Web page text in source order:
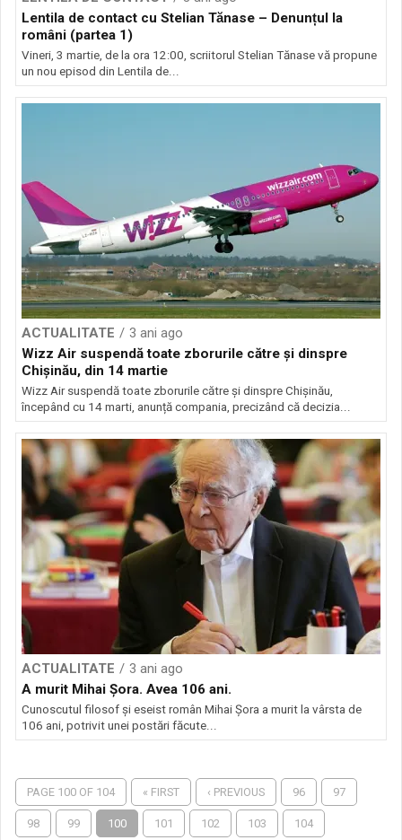
Lentila de contact cu Stelian Tănase – Denunțul la
români (partea 1)
Vineri, 3 martie, de la ora 12:00, scriitorul Stelian Tănase vă propune
un nou episod din Lentila de...
ACTUALITATE
3 ani ago
Wizz Air suspendă toate zborurile către și dinspre
Chișinău, din 14 martie
Wizz Air suspendă toate zborurile către și dinspre Chișinău,
începând cu 14 marti, anunță compania, precizând că decizia...
ACTUALITATE
3 ani ago
A murit Mihai Șora. Avea 106 ani.
Cunoscutul filosof și eseist român Mihai Șora a murit la vârsta de
106 ani, potrivit unei postări făcute...
PAGE 100 OF 104 « FIRST ‹ PREVIOUS 96 97
98 99 100 101 102 103 104